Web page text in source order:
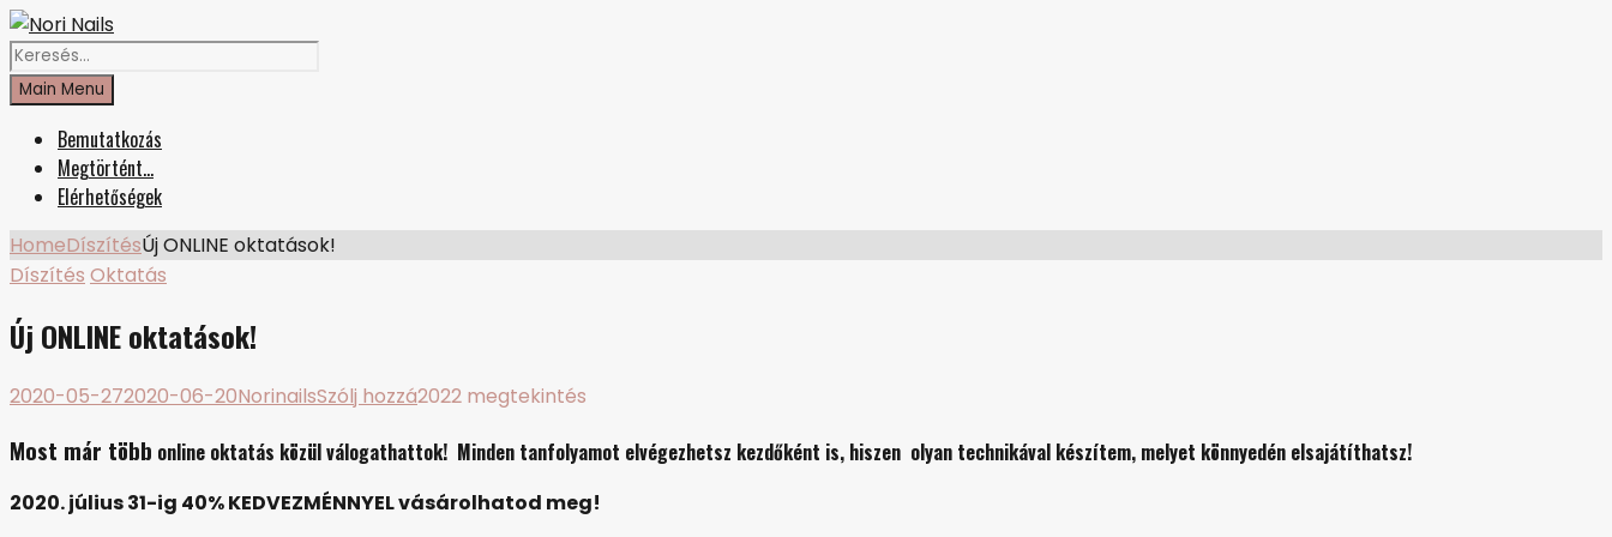
Skip
to
content
Facebook
Instagram
Nori Nails
körmös blog
Search
for:
Main Menu
Bemutatkozás
Megtörtént…
Elérhetőségek
HomeDíszítésÚj ONLINE oktatások!
Díszítés Oktatás
Új ONLINE oktatások!
2020-05-272020-06-20NorinailsSzólj hozzáon
ONLINE
2022 megtekintés
Most már több online oktatás közül válogathattok! Minden tanfolyamot elvégezhetsz kezdőként is, hiszen olyan technikával készítem, melyet könnyedén elsajátíthatsz!
2020. július 31-ig 40% KEDVEZMÉNNYEL vásárolhatod meg!